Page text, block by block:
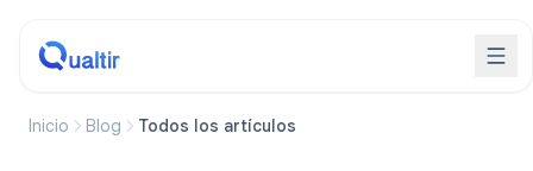
Inicio Blog Todos los artículos